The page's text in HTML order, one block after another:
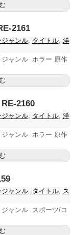
2161
ジャンル, タイトル, 洋
ャンル ホラー 原作
2160
ジャンル, タイトル, 洋
ャンル ホラー 原作
ジャンル, タイトル,
ス
ャンル スポーツ/コ